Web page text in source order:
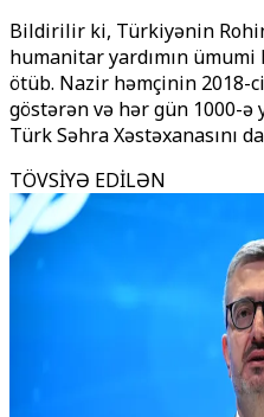
Bildirilir ki, Türkiyənin
humanitar yardımın ümumi
ötüb. Nazir həmçinin 2018-
göstərən və hər gün 1000-ə
Türk Səhra Xəstəxanasını
TÖVSİYƏ EDİLƏN